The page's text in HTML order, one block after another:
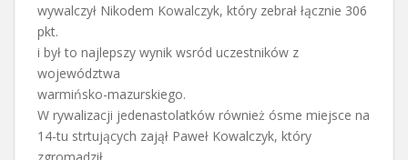
wywalczył Nikodem Kowalczyk, który zebrał łącznie 306
pkt.
i był to najlepszy wynik wsród uczestników z
województwa
warmińsko-mazurskiego.
W rywalizacji jedenastolatków również ósme miejsce na
14-tu strtujących zajął Paweł Kowalczyk, który